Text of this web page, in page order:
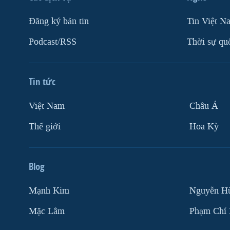
Ðăng ký bản tin
Podcast/RSS
Tin Việt
Thời sự
Tin tức
Việt Nam
Thế giới
Châu Á
Hoa Kỳ
Blog
Mạnh Kim
Mặc Lâm
Nguyễn
Phạm Chí